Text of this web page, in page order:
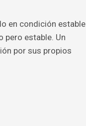
en condición estable
pero estable. Un
por sus propios